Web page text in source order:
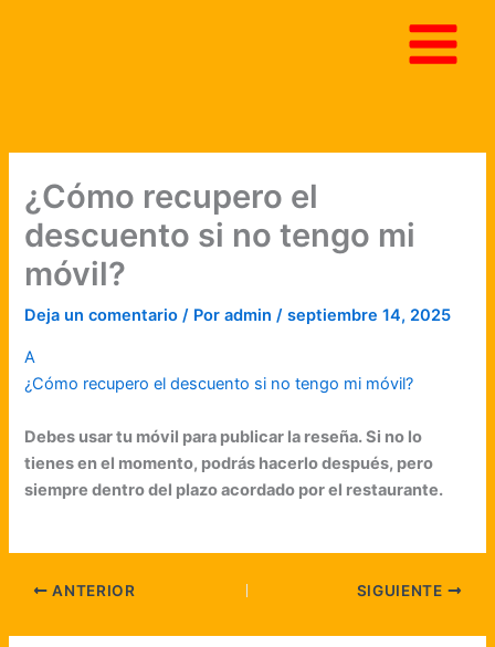
¿Cómo recupero el
descuento si no tengo mi
móvil?
Deja un comentario / Poradmin/septiembre 14, 2025
A
¿Cómo recupero el descuento si no tengo mi móvil?
Debes usar tu móvil para publicar la reseña. Si no lo
tienes en el momento, podrás hacerlo después, pero
siempre dentro del plazo acordado por el restaurante.
ANTERIOR SIGUIENTE